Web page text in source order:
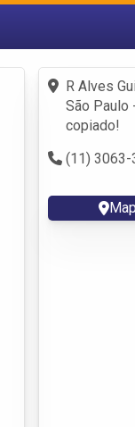
Fazer login
Criar conta
R Alves
São Paulo
copiado!
(11) 3063-